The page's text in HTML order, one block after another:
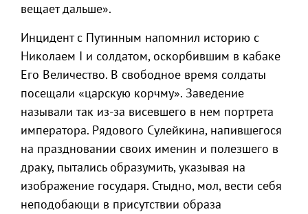
вещает дальше».
Инцидент с Путинным напомнил историю с
Николаем I и солдатом, оскорбившим в кабаке
Его Величество. В свободное время солдаты
посещали «царскую корчму». Заведение
называли так из-за висевшего в нем портрета
императора. Рядового Сулейкина, напившегося
на праздновании своих именин и полезшего в
драку, пытались образумить, указывая на
изображение государя. Стыдно, мол, вести себя
неподобающи в присутствии образа